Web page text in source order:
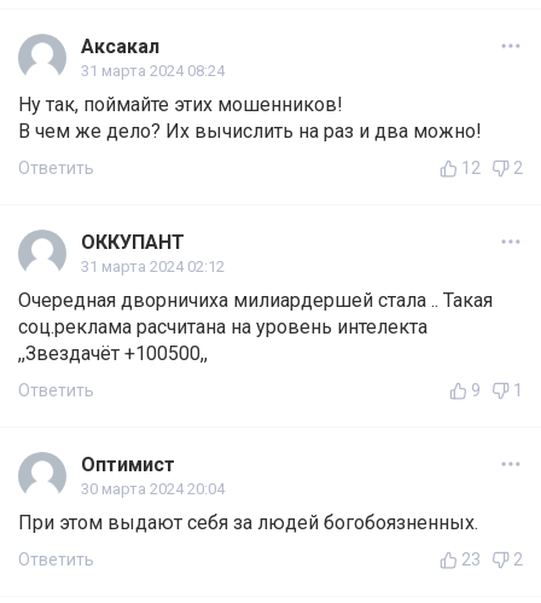
Аксакал
31 марта 2024 08:24
Ну так, поймайте этих мошенников!
В чем же дело? Их вычислить на раз и два можно!
Ответить 12 2
ОККУПАНТ
31 марта 2024 02:12
Очередная дворничиха милиардершей стала .. Такая
соц.реклама расчитана на уровень интелекта
,,Звездачёт +100500,,
Ответить 9 1
Оптимист
30 марта 2024 20:04
При этом выдают себя за людей богобоязненных.
Ответить 23 2